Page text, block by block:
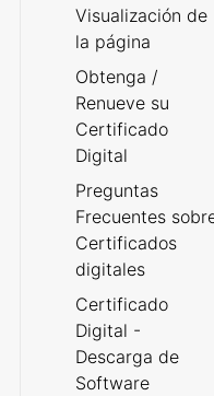
Visualización de
la página
Obtenga /
Renueve su
Certificado
Digital
Preguntas
Frecuentes
Certificados
digitales
Certificado
Digital -
Descarga de
Software